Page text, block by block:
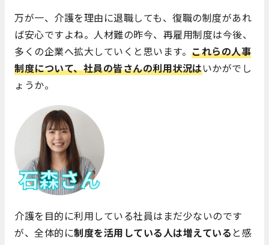
万が一、介護を理由に退職しても、復職の制度があれ
ば安心ですよね。人材難の昨今、再雇用制度は今後、
多くの企業へ拡大していくと思います。 これらの人事
制度について、社員の皆さんの利用状況はいかがでし
ょうか。
介護を目的に利用している社員はまだ少ないのです
が、全体的に制度を活用している人は増えている と感